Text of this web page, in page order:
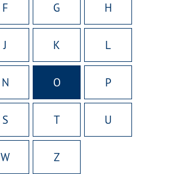
F G H
J K L
N O P
S T U
W Z